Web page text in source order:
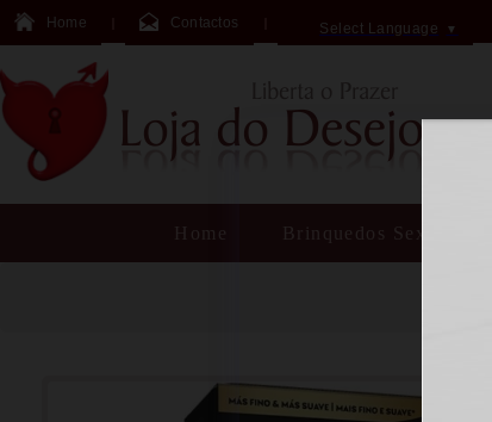
Home Contactos Select Language ▼
Home Brinquedos Sexuais